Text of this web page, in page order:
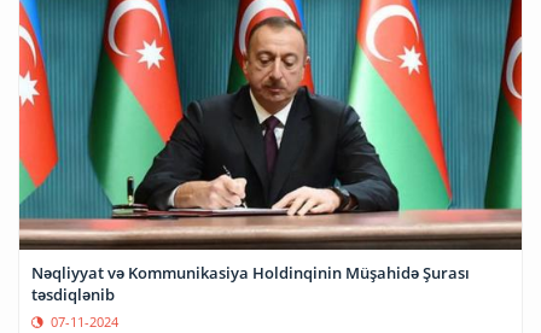
Nəqliyyat və Kommunikasiya Holdinqinin Müşahidə Şurası
təsdiqlənib
07-11-2024